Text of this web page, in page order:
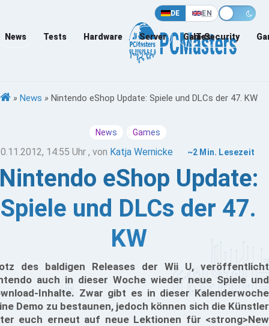
DE EN
News Tests Hardware Server Games
IT-Security
» News » Nintendo eShop Update: Spiele und DLCs der 47. KW
News Games
14:55 Uhr , von Katja Wernicke ~2 Min. Lesezeit
eShop Update:
Spiele und DLCs der 47.
KW
des baldigen Releases der Wii U, veröffentlicht
auch in dieser Woche wieder neue Spiele und
Inhalte. Zwar gibt es in dieser Kalenderwoche
Demo zu bestaunen, jedoch können sich die Künstler
euch erneut auf neue Lektionen für <strong>New